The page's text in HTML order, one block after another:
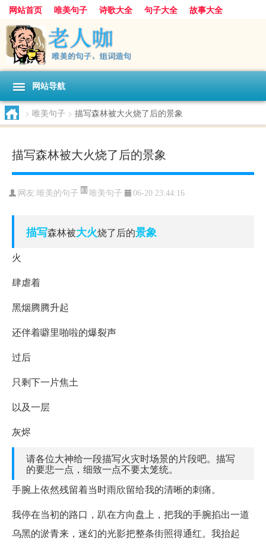
网站首页 唯美句子 诗歌大全 句子大全
故事大全
人生感悟
其他美文 美文欣赏
感人故事
句子分类
网站导航
> 唯美句子 > 描写森林被大火烧了后的景象
描写森林被大火烧了后的景象
网友: 唯美的句子 唯美句子 06-20 23:44:16
描写森林被大火烧了后的景象
火
肆虐着
黑烟腾腾升起
还伴着噼里啪啦的爆裂声
过后
只剩下一片焦土
以及一层
灰烬
请各位大神给一段描写火灾时场景的片段吧。描写
的要悲一点，细致一点不要太笼统。
手腕上依然残留着当时雨欣留给我的清晰的刺痛。
我停在当初的路口，趴在方向盘上，把我的手腕掐出一道
乌黑的淤青来，迷幻的光影把整条街照得通红。我抬起